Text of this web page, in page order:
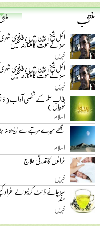
منتخب
اکمل شیخ: چین میں برطانوی
سزائے موت کا متنازعہ کیس
خبریں
اکمل شیخ: چین میں برطانوی
سزائے موت کا متنازعہ کیس
خبریں
طالب علم کے شخصی آداب (
خوبیاں )
اسلام
مجھے میرے مرتبے سے زیادہ نہ
اسلام
خراٹوں کا قدرتی علاج
خبریں
سبز چائے ڈائٹ کرنیوالے افراد
مند
خبریں